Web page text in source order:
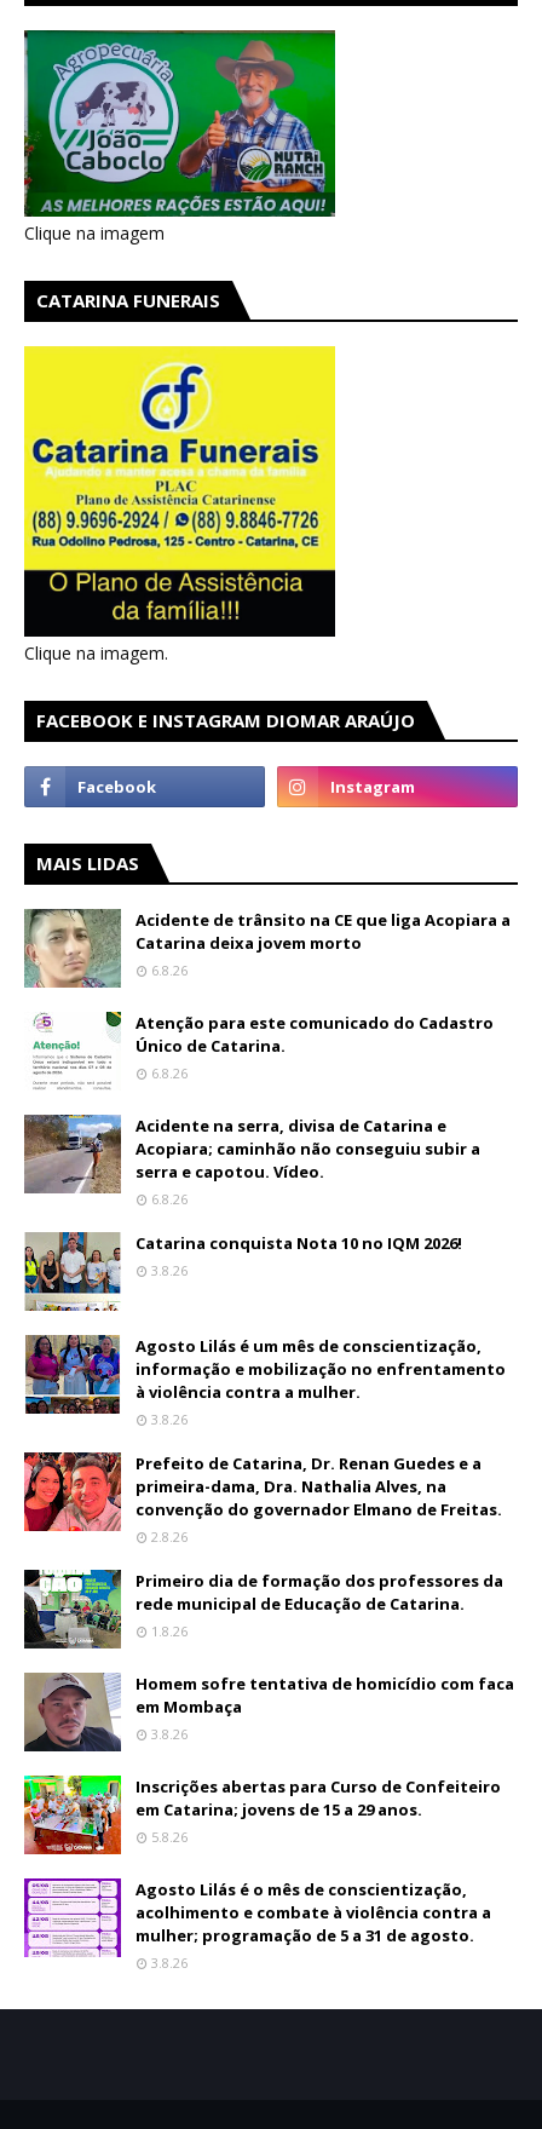
Clique na imagem
CATARINA FUNERAIS
Clique na imagem.
FACEBOOK E INSTAGRAM DIOMAR ARAÚJO
MAIS LIDAS
Acidente de trânsito na CE que liga Acopiara a
Catarina deixa jovem morto
6.8.26
Atenção para este comunicado do Cadastro
Único de Catarina.
6.8.26
Acidente na serra, divisa de Catarina e
Acopiara; caminhão não conseguiu subir a
serra e capotou. Vídeo.
6.8.26
Catarina conquista Nota 10 no IQM 2026!
3.8.26
Agosto Lilás é um mês de conscientização,
informação e mobilização no enfrentamento
à violência contra a mulher.
3.8.26
Prefeito de Catarina, Dr. Renan Guedes e a
primeira-dama, Dra. Nathalia Alves, na
convenção do governador Elmano de Freitas.
2.8.26
Primeiro dia de formação dos professores da
rede municipal de Educação de Catarina.
1.8.26
Homem sofre tentativa de homicídio com faca
em Mombaça
3.8.26
Inscrições abertas para Curso de Confeiteiro
em Catarina; jovens de 15 a 29 anos.
5.8.26
Agosto Lilás é o mês de conscientização,
acolhimento e combate à violência contra a
mulher; programação de 5 a 31 de agosto.
3.8.26